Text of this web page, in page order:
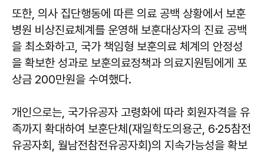
또한, 의사 집단행동에 따른 의료 공백 상황에서 보훈
병원 비상진료체계를 운영해 보훈대상자의 진료 공백
을 최소화하고, 국가 책임형 보훈의료 체계의 안정성
을 확보한 성과로 보훈의료정책과 의료지원팀에게 포
상금 200만원을 수여했다.
개인으로는, 국가유공자 고령화에 따라 회원자격을 유
족까지 확대하여 보훈단체(재일학도의용군, 6·25참전
유공자회, 월남전참전유공자회)의 지속가능성을 확보